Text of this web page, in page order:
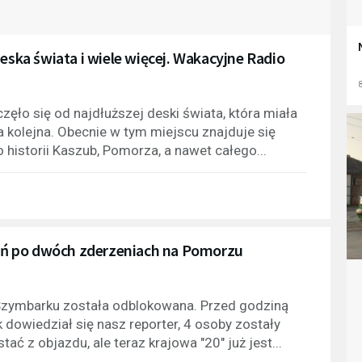
świata i wiele więcej. Wakacyjne Radio
się od najdłuższej deski świata, która miała
Obecnie w tym miejscu znajduje się
Kaszub, Pomorza, a nawet całego...
po dwóch zderzeniach na Pomorzu
została odblokowana. Przed godziną
się nasz reporter, 4 osoby zostały
z objazdu, ale teraz krajowa "20" już jest...